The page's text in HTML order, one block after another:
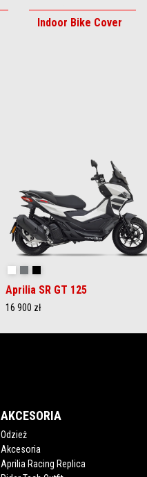
Indoor Bike Cover
Aprilia SR GT 125
16 900 zł
AKCESORIA
Odzież
Akcesoria
Aprilia Racing Replica